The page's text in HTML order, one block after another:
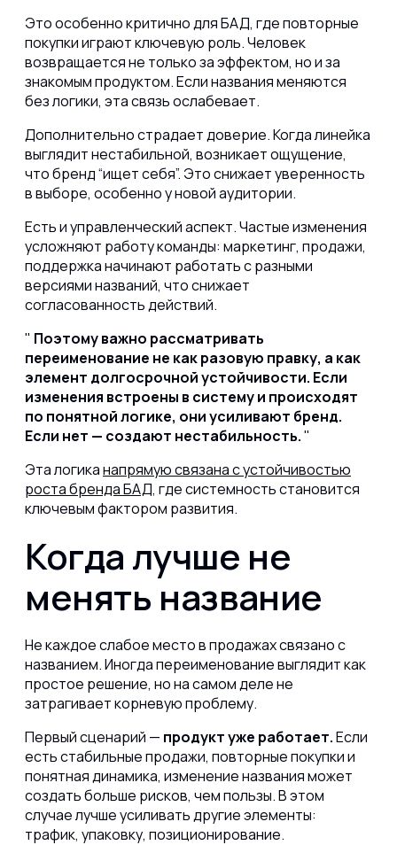
Это особенно критично для БАД, где повторные
покупки играют ключевую роль. Человек
возвращается не только за эффектом, но и за
знакомым продуктом. Если названия меняются
без логики, эта связь ослабевает.
Дополнительно страдает доверие. Когда линейка
выглядит нестабильной, возникает ощущение,
что бренд “ищет себя”. Это снижает уверенность
в выборе, особенно у новой аудитории.
Есть и управленческий аспект. Частые изменения
усложняют работу команды: маркетинг, продажи,
поддержка начинают работать с разными
версиями названий, что снижает
согласованность действий.
Поэтому важно рассматривать
переименование не как разовую правку, а как
элемент долгосрочной устойчивости. Если
изменения встроены в систему и происходят
по понятной логике, они усиливают бренд.
Если нет — создают нестабильность.
Эта логиканапрямую связана с устойчивостью
роста бренда БАД, где системность становится
ключевым фактором развития.
Когда лучше не
менять название
Не каждое слабое место в продажах связано с
названием. Иногда переименование выглядит как
простое решение, но на самом деле не
затрагивает корневую проблему.
Первый сценарий — продукт уже работает.Если
есть стабильные продажи, повторные покупки и
понятная динамика, изменение названия может
создать больше рисков, чем пользы. В этом
случае лучше усиливать другие элементы:
трафик, упаковку, позиционирование.